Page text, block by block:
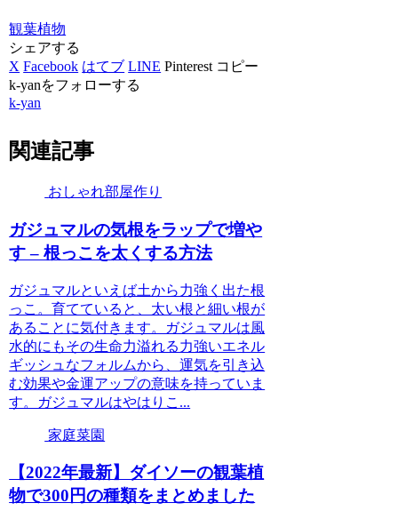
観葉植物
シェアする
X Facebook はてブ LINE Pinterest コピー
k-yanをフォローする
k-yan
関連記事
おしゃれ部屋作り
ガジュマルの気根をラップで増や
す – 根っこを太くする方法
ガジュマルといえば土から力強く出た根
っこ。育てていると、太い根と細い根が
あることに気付きます。ガジュマルは風
水的にもその生命力溢れる力強いエネル
ギッシュなフォルムから、運気を引き込
む効果や金運アップの意味を持っていま
す。ガジュマルはやはりこ...
家庭菜園
【2022年最新】ダイソーの観葉植
物で300円の種類をまとめました